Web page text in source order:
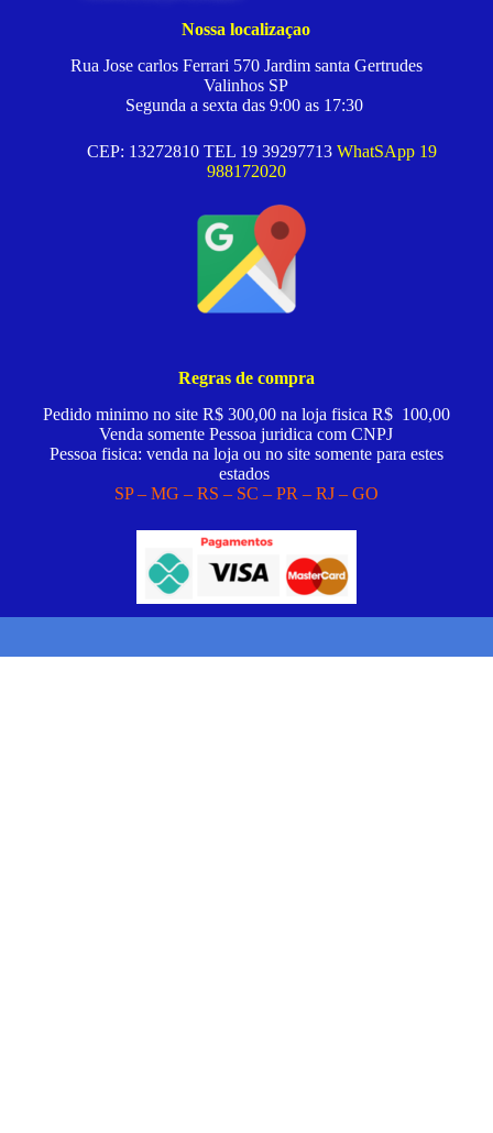
Nossa localizaçao
Rua Jose carlos Ferrari 570 Jardim santa Gertrudes
Valinhos SP
Segunda a sexta das 9:00 as 17:30
CEP: 13272810 TEL 19 39297713 WhatSApp 19
988172020
Regras de compra
Pedido minimo no site R$ 300,00 na loja fisica R$ 100,00
Venda somente Pessoa juridica com CNPJ
Pessoa fisica: venda na loja ou no site somente para estes
estados
SP – MG – RS – SC – PR – RJ – GO